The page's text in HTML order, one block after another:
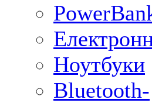
Ноутбуки
Bluetooth-